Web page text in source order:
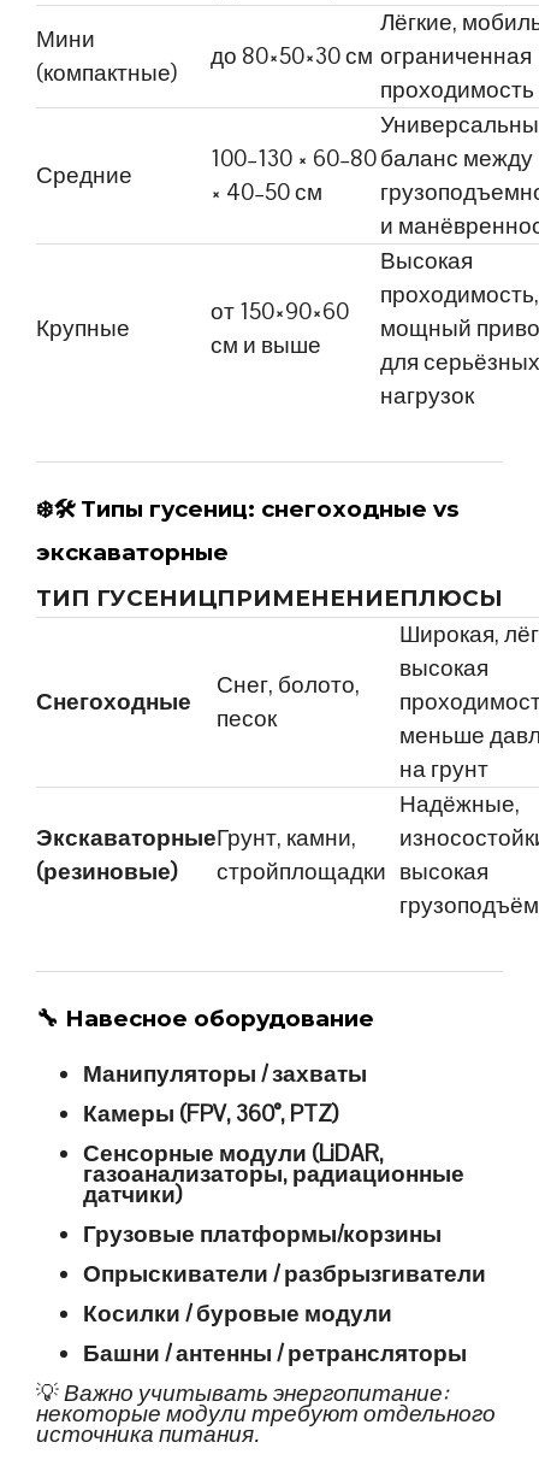
Мини
(компактные)
до 80×50×30 см
Лёгкие,
ограниченная
проходимость
Средние
100–130 × 60–80
× 40–50 см
баланс между
и
Крупные
от 150×90×60
см и выше
Высокая
проходимость,
мощный
для серьёзных
нагрузок
❄️🛠 Типы гусениц: снегоходные vs
экскаваторные
ТИП ГУСЕНИЦПРИМЕНЕНИЕПЛЮСЫ
Снегоходные
Снег, болото,
песок
Широкая,
высокая
меньше
на грунт
Экскаваторные
(резиновые)
Грунт, камни,
стройплощадки
Надёжные,
высокая
🔧 Навесное оборудование
Манипуляторы / захваты
Камеры (FPV, 360°, PTZ)
Сенсорные модули (LiDAR,
газоанализаторы, радиационные
датчики)
Грузовые платформы/корзины
Опрыскиватели / разбрызгиватели
Косилки / буровые модули
Башни / антенны / ретрансляторы
💡Важно учитывать энергопитание:
некоторые модули требуют отдельного
источника питания.